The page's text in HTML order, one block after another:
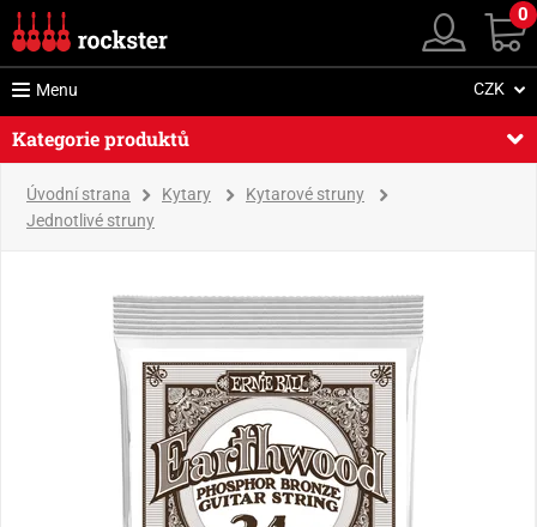
0
Menu CZK
Kategorie produktů
Úvodní strana Kytary
Kytarové struny
Jednotlivé struny